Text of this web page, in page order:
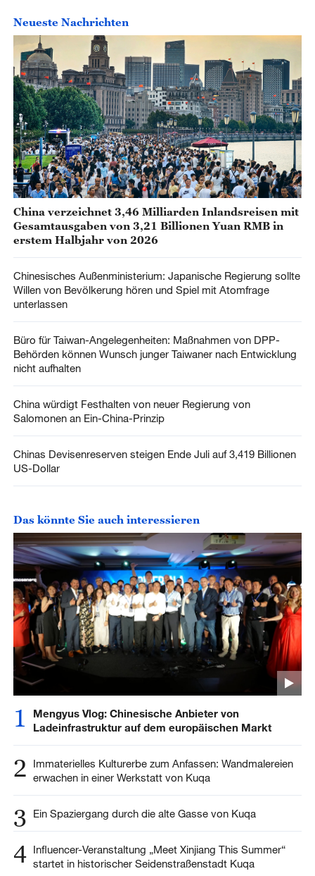
Neueste Nachrichten
China verzeichnet 3,46 Milliarden Inlandsreisen mit
Gesamtausgaben von 3,21 Billionen Yuan RMB in
erstem Halbjahr von 2026
Chinesisches Außenministerium: Japanische Regierung sollte
Willen von Bevölkerung hören und Spiel mit Atomfrage
unterlassen
Büro für Taiwan-Angelegenheiten: Maßnahmen von DPP-
Behörden können Wunsch junger Taiwaner nach Entwicklung
nicht aufhalten
China würdigt Festhalten von neuer Regierung von
Salomonen an Ein-China-Prinzip
Chinas Devisenreserven steigen Ende Juli auf 3,419 Billionen
US-Dollar
Das könnte Sie auch interessieren
1
Mengyus Vlog: Chinesische Anbieter von
Ladeinfrastruktur auf dem europäischen Markt
2
Immaterielles Kulturerbe zum Anfassen: Wandmalereien
erwachen in einer Werkstatt von Kuqa
3 Ein Spaziergang durch die alte Gasse von Kuqa
4 Influencer-Veranstaltung „Meet Xinjiang This Summer“
startet in historischer Seidenstraßenstadt Kuqa